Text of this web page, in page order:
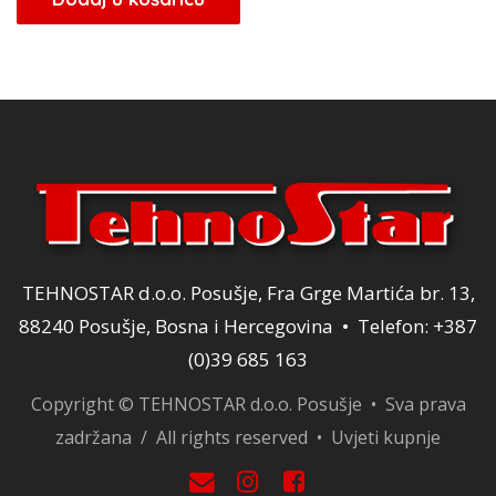
je:
49,30 KM.
TEHNOSTAR d.o.o. Posušje, Fra Grge Martića br. 13,
88240 Posušje, Bosna i Hercegovina • Telefon: +387
(0)39 685 163
Copyright © TEHNOSTAR d.o.o. Posušje • Sva prava
zadržana / All rights reserved • Uvjeti kupnje